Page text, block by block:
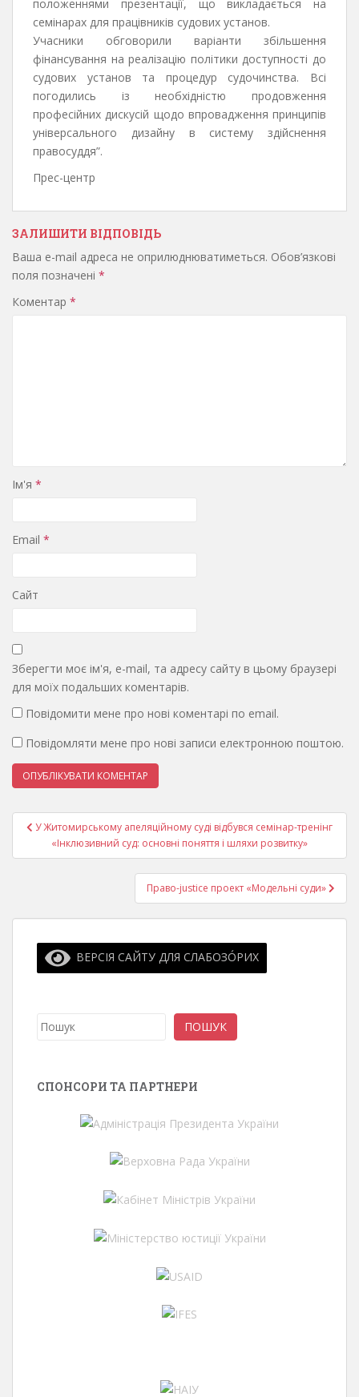
положеннями презентації, що викладається на
семінарах для працівників судових установ.
Учасники обговорили варіанти збільшення
фінансування на реалізацію політики доступності до
судових установ та процедур судочинства. Всі
погодились із необхідністю продовження
професійних дискусій щодо впровадження принципів
універсального дизайну в систему здійснення
правосуддя”.
Прес-центр
ЗАЛИШИТИ ВІДПОВІДЬ
Ваша e-mail адреса не оприлюднюватиметься. Обов’язкові
поля позначені *
Коментар *
Ім'я *
Email *
Сайт
Зберегти моє ім'я, e-mail, та адресу сайту в цьому браузері
для моїх подальших коментарів.
Повідомити мене про нові коментарі по email.
Повідомляти мене про нові записи електронною поштою.
Навігація
записів
У Житомирському апеляційному суді відбувся семінар-тренінг
«Інклюзивний суд: основні поняття і шляхи розвитку»
Право-justice проект «Модельні суди»
ВЕРСІЯ САЙТУ ДЛЯ СЛАБОЗО́РИХ
Пошук ПОШУК
СПОНСОРИ ТА ПАРТНЕРИ